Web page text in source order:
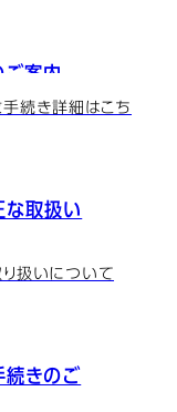
案内
続き詳細はこち
な取扱い
扱いについて
きのご